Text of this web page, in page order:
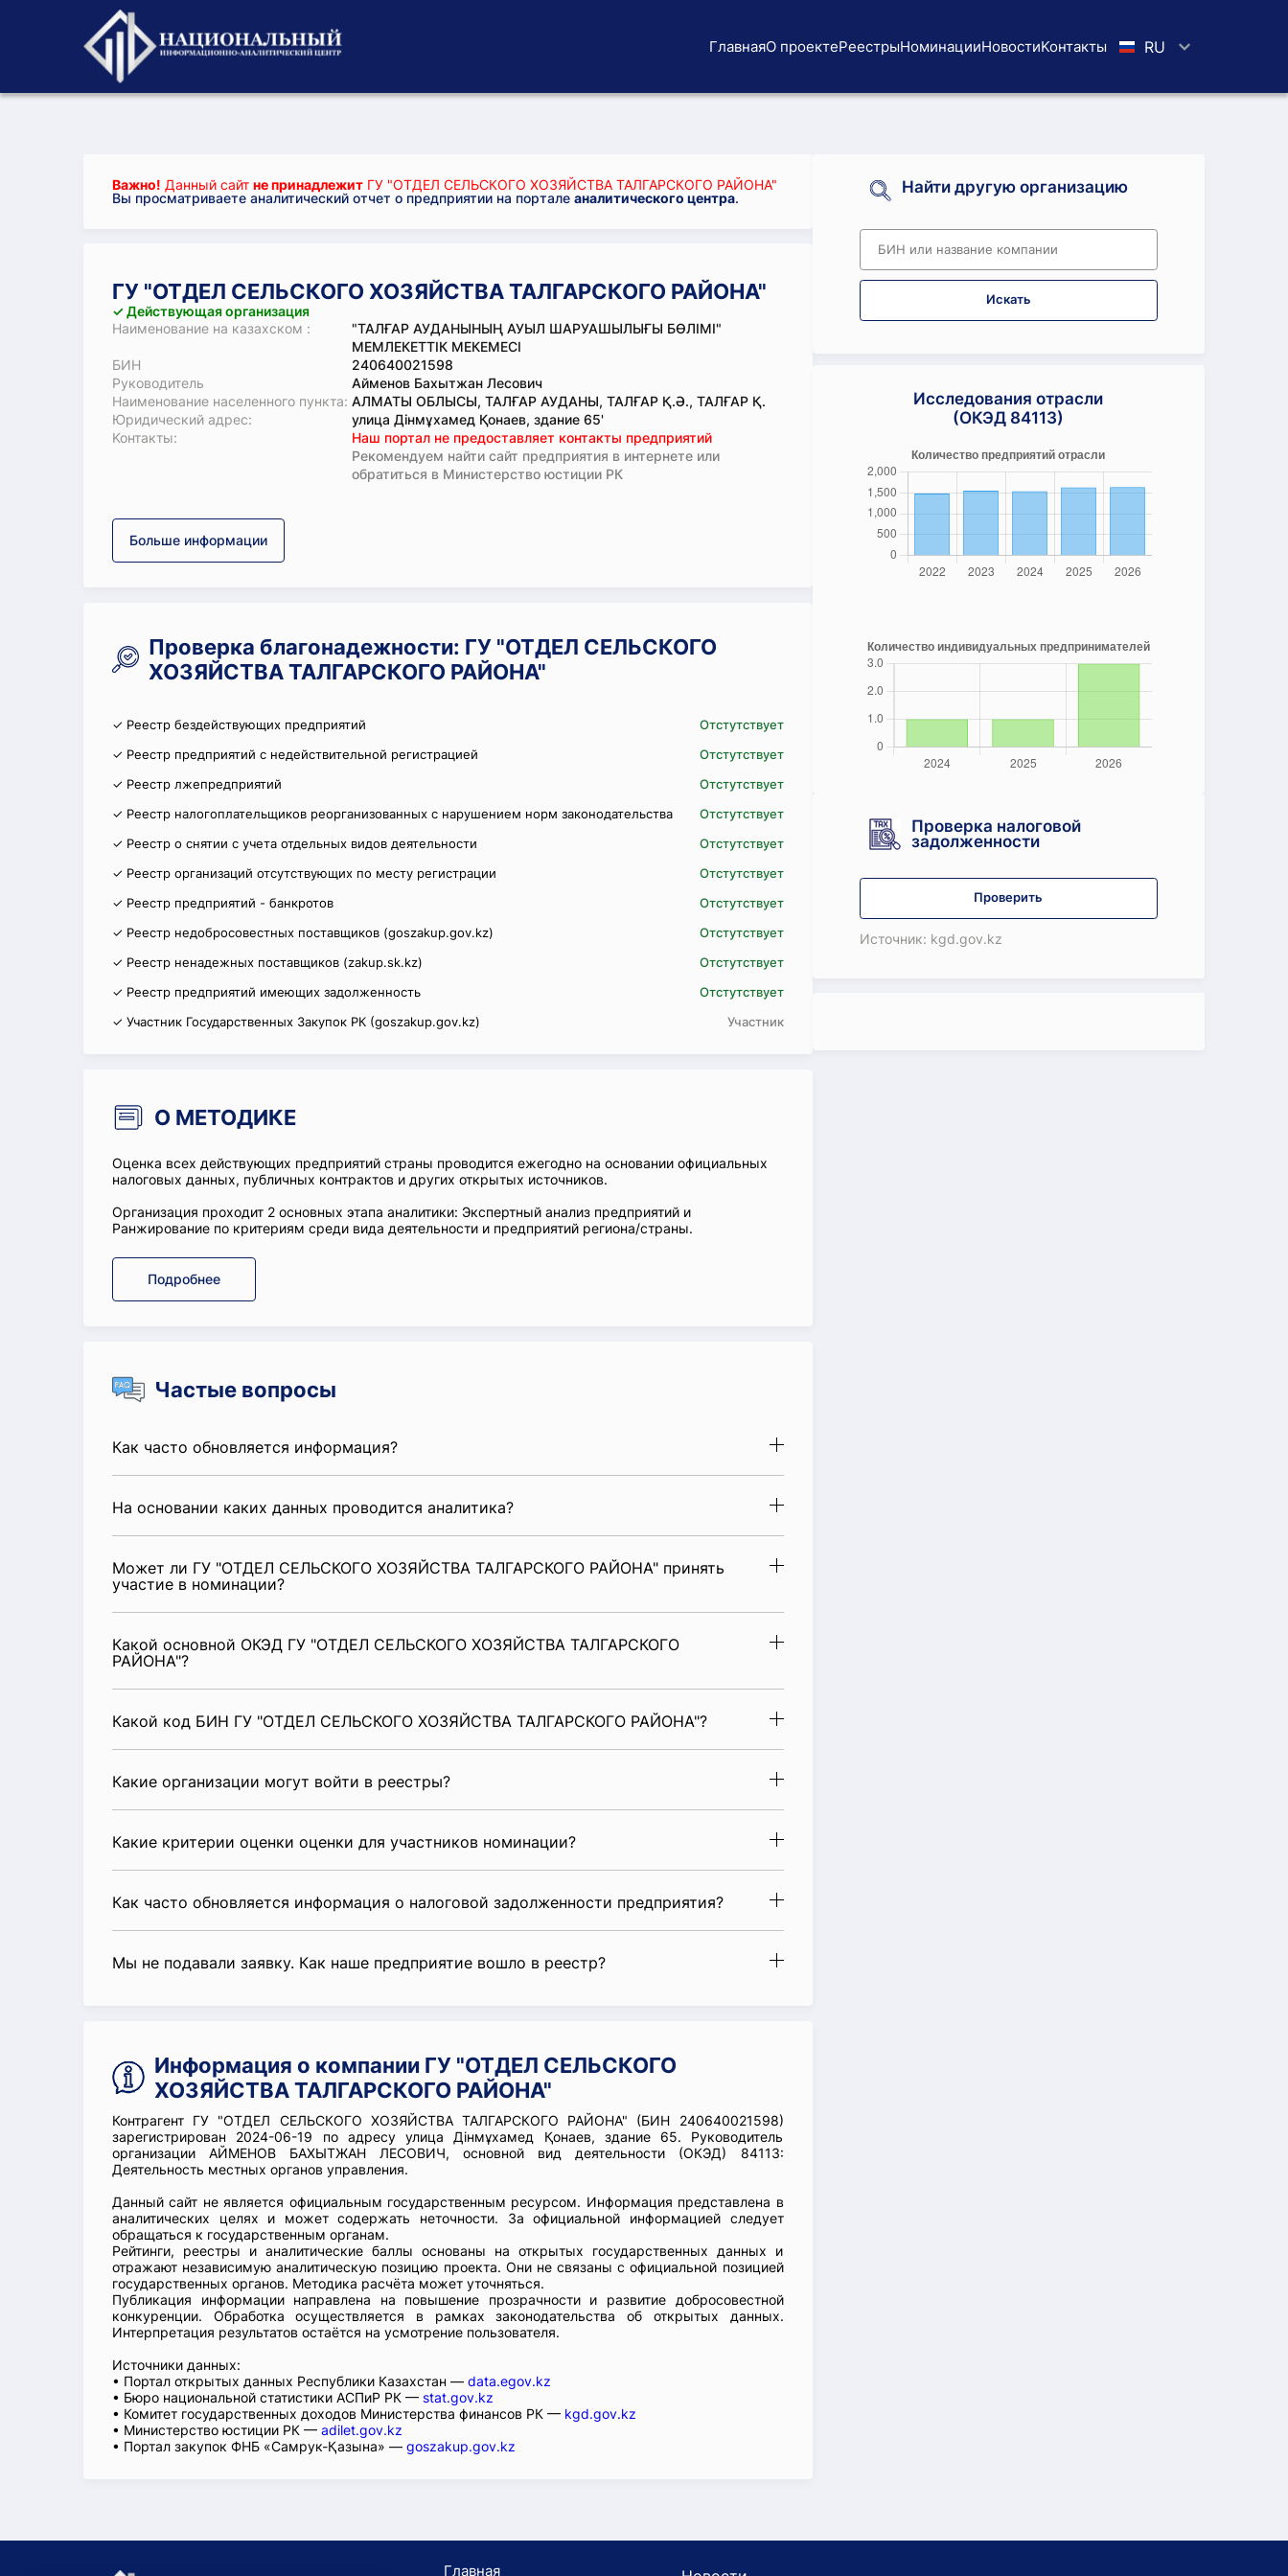
ГлавнаяО проектеРеестрыНоминацииНовостиKoнтaкты RU
Важно! Данный сайт не принадлежит ГУ "ОТДЕЛ СЕЛЬСКОГО ХОЗЯЙСТВА ТАЛГАРСКОГО РАЙОНА"
Вы просматриваете аналитический отчет о предприятии на портале аналитического центра.
ГУ "ОТДЕЛ СЕЛЬСКОГО ХОЗЯЙСТВА ТАЛГАРСКОГО РАЙОНА"
✓ Действующая организация
Наименование на казахском :
"ТАЛҒАР АУДАНЫНЫҢ АУЫЛ ШАРУАШЫЛЫҒЫ БӨЛІМІ"
МЕМЛЕКЕТТІК МЕКЕМЕСІ
БИН
240640021598
Руководитель
Айменов Бахытжан Лесович
Наименование населенного пункта: АЛМАТЫ ОБЛЫСЫ, ТАЛҒАР АУДАНЫ, ТАЛҒАР Қ.Ә., ТАЛҒАР Қ.
Юридический адрес:
улица Дінмұхамед Қонаев, здание 65'
Koнтaкты:
Наш портал не предоставляет контакты предприятий
Рекомендуем найти сайт предприятия в интернете или
обратиться в Министерство юстиции РК
Больше информации
Проверка благонадежности: ГУ "ОТДЕЛ СЕЛЬСКОГО
ХОЗЯЙСТВА ТАЛГАРСКОГО РАЙОНА"
✓ Реестр бездействующих предприятий
Отстутствует
✓ Реестр предприятий с недействительной регистрацией
Отстутствует
✓ Реестр лжепредприятий
Отстутствует
✓ Реестр налогоплательщиков реорганизованных с нарушением норм законодательства
Отстутствует
✓ Реестр о снятии с учета отдельных видов деятельности
Отстутствует
✓ Реестр организаций отсутствующих по месту регистрации
Отстутствует
✓ Реестр предприятий - банкротов
Отстутствует
✓ Реестр недобросовестных поставщиков (goszakup.gov.kz)
Отстутствует
✓ Реестр ненадежных поставщиков (zakup.sk.kz)
Отстутствует
✓ Реестр предприятий имеющих задолженность
Отстутствует
✓ Участник Государственных Закупок РК (goszakup.gov.kz)
Участник
О МЕТОДИКЕ
Оценка всех действующих предприятий страны проводится ежегодно на основании официальных
налоговых данных, публичных контрактов и других открытых источников.
Организация проходит 2 основных этапа аналитики: Экспертный анализ предприятий и
Ранжирование по критериям среди вида деятельности и предприятий региона/страны.
Подробнее
Частые вопросы
Как часто обновляется информация?
На основании каких данных проводится аналитика?
Может ли ГУ "ОТДЕЛ СЕЛЬСКОГО ХОЗЯЙСТВА ТАЛГАРСКОГО РАЙОНА" принять
участие в номинации?
Какой основной ОКЭД ГУ "ОТДЕЛ СЕЛЬСКОГО ХОЗЯЙСТВА ТАЛГАРСКОГО
РАЙОНА"?
Какой код БИН ГУ "ОТДЕЛ СЕЛЬСКОГО ХОЗЯЙСТВА ТАЛГАРСКОГО РАЙОНА"?
Какие организации могут войти в реестры?
Какие критерии оценки оценки для участников номинации?
Как часто обновляется информация о налоговой задолженности предприятия?
Мы не подавали заявку. Как наше предприятие вошло в реестр?
Информация о компании ГУ "ОТДЕЛ СЕЛЬСКОГО
ХОЗЯЙСТВА ТАЛГАРСКОГО РАЙОНА"
Контрагент ГУ "ОТДЕЛ СЕЛЬСКОГО ХОЗЯЙСТВА ТАЛГАРСКОГО РАЙОНА" (БИН 240640021598)
зарегистрирован 2024-06-19 по адресу улица Дінмұхамед Қонаев, здание 65. Руководитель
организации АЙМЕНОВ БАХЫТЖАН ЛЕСОВИЧ, основной вид деятельности (ОКЭД) 84113:
Деятельность местных органов управления.
Данный сайт не является официальным государственным ресурсом. Информация представлена в
аналитических целях и может содержать неточности. За официальной информацией следует
обращаться к государственным органам.
Рейтинги, реестры и аналитические баллы основаны на открытых государственных данных и
отражают независимую аналитическую позицию проекта. Они не связаны с официальной позицией
государственных органов. Методика расчёта может уточняться.
Публикация информации направлена на повышение прозрачности и развитие добросовестной
конкуренции. Обработка осуществляется в рамках законодательства об открытых данных.
Интерпретация результатов остаётся на усмотрение пользователя.
Источники данных:
• Портал открытых данных Республики Казахстан — data.egov.kz
• Бюро национальной статистики АСПиР РК — stat.gov.kz
• Комитет государственных доходов Министерства финансов РК — kgd.gov.kz
• Министерство юстиции РК — adilet.gov.kz
• Портал закупок ФНБ «Самрук-Қазына» — goszakup.gov.kz
Найти другую организацию
Искать
Исследования отрасли
(ОКЭД 84113)
Проверка налоговой
задолженности
Проверить
Источник: kgd.gov.kz
Главная